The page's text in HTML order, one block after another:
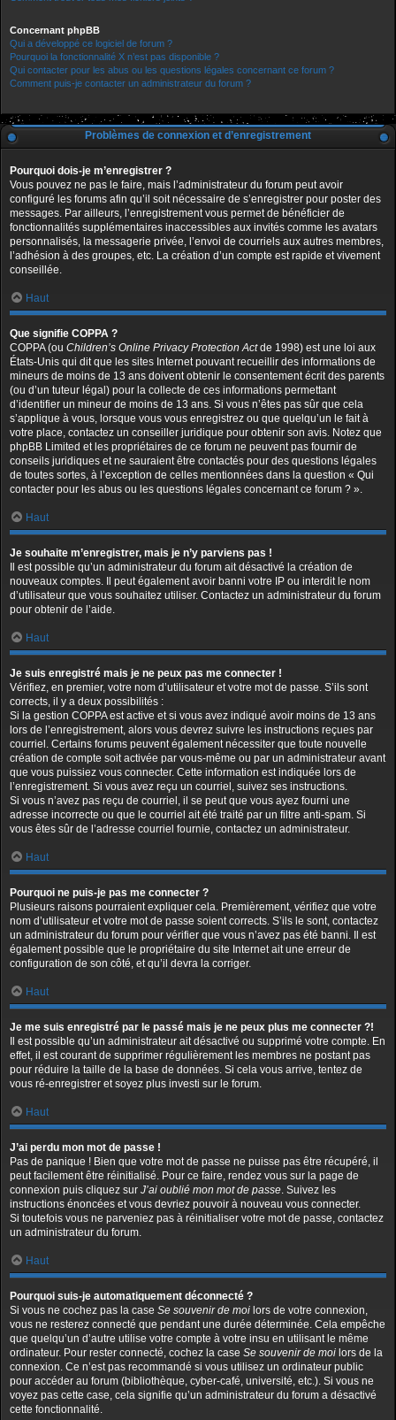
Concernant phpBB
Qui a développé ce logiciel de forum ?
Pourquoi la fonctionnalité X n’est pas disponible ?
Qui contacter pour les abus ou les questions légales concernant ce forum ?
Comment puis-je contacter un administrateur du forum ?
Problèmes de connexion et d’enregistrement
Pourquoi dois-je m’enregistrer ?
Vous pouvez ne pas le faire, mais l’administrateur du forum peut avoir
configuré les forums afin qu’il soit nécessaire de s’enregistrer pour poster des
messages. Par ailleurs, l’enregistrement vous permet de bénéficier de
fonctionnalités supplémentaires inaccessibles aux invités comme les avatars
personnalisés, la messagerie privée, l’envoi de courriels aux autres membres,
l’adhésion à des groupes, etc. La création d’un compte est rapide et vivement
conseillée.
Haut
Que signifie COPPA ?
COPPA (ou Children’s Online Privacy Protection Actde 1998) est une loi aux
États-Unis qui dit que les sites Internet pouvant recueillir des informations de
mineurs de moins de 13 ans doivent obtenir le consentement écrit des parents
(ou d’un tuteur légal) pour la collecte de ces informations permettant
d’identifier un mineur de moins de 13 ans. Si vous n’êtes pas sûr que cela
s’applique à vous, lorsque vous vous enregistrez ou que quelqu’un le fait à
votre place, contactez un conseiller juridique pour obtenir son avis. Notez que
phpBB Limited et les propriétaires de ce forum ne peuvent pas fournir de
conseils juridiques et ne sauraient être contactés pour des questions légales
de toutes sortes, à l’exception de celles mentionnées dans la question « Qui
contacter pour les abus ou les questions légales concernant ce forum ? ».
Haut
Je souhaite m’enregistrer, mais je n’y parviens pas !
Il est possible qu’un administrateur du forum ait désactivé la création de
nouveaux comptes. Il peut également avoir banni votre IP ou interdit le nom
d’utilisateur que vous souhaitez utiliser. Contactez un administrateur du forum
pour obtenir de l’aide.
Haut
Je suis enregistré mais je ne peux pas me connecter !
Vérifiez, en premier, votre nom d’utilisateur et votre mot de passe. S’ils sont
corrects, il y a deux possibilités :
Si la gestion COPPA est active et si vous avez indiqué avoir moins de 13 ans
lors de l’enregistrement, alors vous devrez suivre les instructions reçues par
courriel. Certains forums peuvent également nécessiter que toute nouvelle
création de compte soit activée par vous-même ou par un administrateur avant
que vous puissiez vous connecter. Cette information est indiquée lors de
l’enregistrement. Si vous avez reçu un courriel, suivez ses instructions.
Si vous n’avez pas reçu de courriel, il se peut que vous ayez fourni une
adresse incorrecte ou que le courriel ait été traité par un filtre anti-spam. Si
vous êtes sûr de l’adresse courriel fournie, contactez un administrateur.
Haut
Pourquoi ne puis-je pas me connecter ?
Plusieurs raisons pourraient expliquer cela. Premièrement, vérifiez que votre
nom d’utilisateur et votre mot de passe soient corrects. S’ils le sont, contactez
un administrateur du forum pour vérifier que vous n’avez pas été banni. Il est
également possible que le propriétaire du site Internet ait une erreur de
configuration de son côté, et qu’il devra la corriger.
Haut
Je me suis enregistré par le passé mais je ne peux plus me connecter ?!
Il est possible qu’un administrateur ait désactivé ou supprimé votre compte. En
effet, il est courant de supprimer régulièrement les membres ne postant pas
pour réduire la taille de la base de données. Si cela vous arrive, tentez de
vous ré-enregistrer et soyez plus investi sur le forum.
Haut
J’ai perdu mon mot de passe !
Pas de panique ! Bien que votre mot de passe ne puisse pas être récupéré, il
peut facilement être réinitialisé. Pour ce faire, rendez vous sur la page de
connexion puis cliquez sur J’ai oublié mon mot de passe. Suivez les
instructions énoncées et vous devriez pouvoir à nouveau vous connecter.
Si toutefois vous ne parveniez pas à réinitialiser votre mot de passe, contactez
un administrateur du forum.
Haut
Pourquoi suis-je automatiquement déconnecté ?
Si vous ne cochez pas la case Se souvenir de moi lors de votre connexion,
vous ne resterez connecté que pendant une durée déterminée. Cela empêche
que quelqu’un d’autre utilise votre compte à votre insu en utilisant le même
ordinateur. Pour rester connecté, cochez la case Se souvenir de moi lors de la
connexion. Ce n’est pas recommandé si vous utilisez un ordinateur public
pour accéder au forum (bibliothèque, cyber-café, université, etc.). Si vous ne
voyez pas cette case, cela signifie qu’un administrateur du forum a désactivé
cette fonctionnalité.